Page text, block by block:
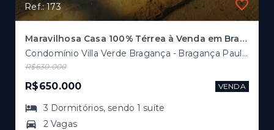
Ref.: 173
Maravilhosa Casa 100% Térrea à Venda em Bragança Paulista
Condomínio Villa Verde Bragança - Bragança Paulista/SP
R$630.000
R$650.000 VENDA
3 Dormitórios, sendo1 suíte
2 Vagas